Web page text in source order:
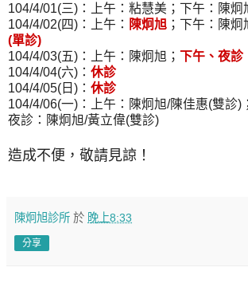
104/4/01(三)：上午：粘慧美；下午：陳炯
104/4/02(四)：上午： 陳炯旭 ；下午：陳
(單診)
104/4/03(五)：上午：陳炯旭； 下午、夜診
104/4/04(六)： 休診
104/4/05(日)： 休診
104/4/06(一)：上午：陳炯旭/陳佳惠(雙診)
夜診：陳炯旭/黃立偉(雙診)
造成不便，敬請見諒！
陳炯旭診所 於 晚上8:33
分享